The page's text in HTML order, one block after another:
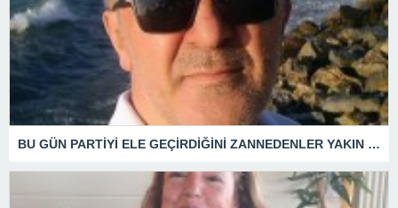
BU GÜN PARTİYİ ELE GEÇİRDİĞİNİ ZANNEDENLER YAKIN BİR GELECEKTE SİYASETİN ÇÖPLÜĞÜNDE YERİNİ ALACAKTIR